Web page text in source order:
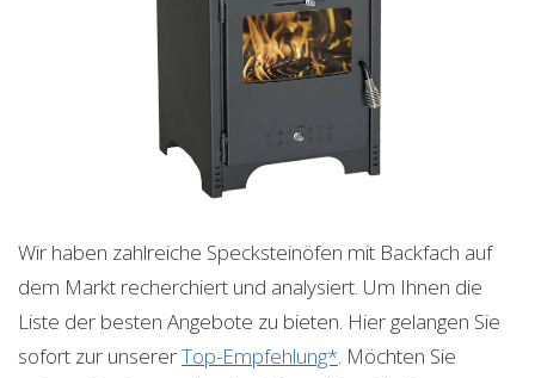
Wir haben zahlreiche Specksteinöfen mit Backfach auf
dem Markt recherchiert und analysiert. Um Ihnen die
Liste der besten Angebote zu bieten. Hier gelangen Sie
sofort zur unsererTop-Empfehlung*. Möchten Sie